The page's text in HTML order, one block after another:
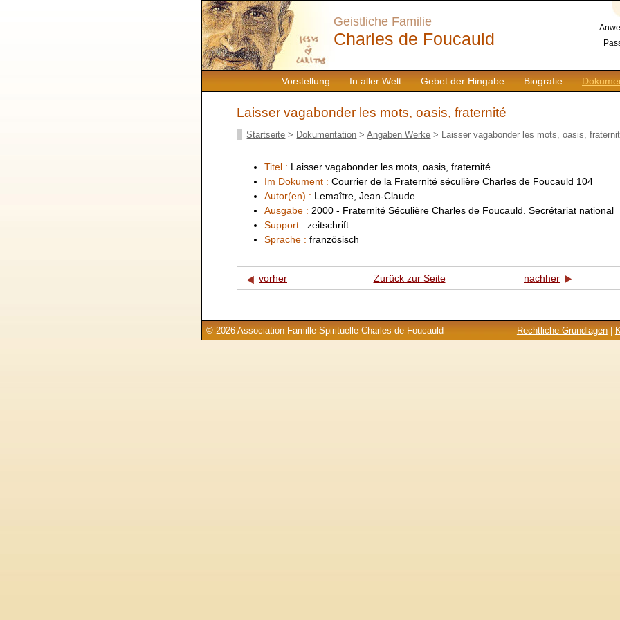
Vorstellung In aller Welt Gebet der Hingabe Biografie
Geistliche Familie
Charles de Foucauld
Laisser vagabonder les mots, oasis, fraternité
Startseite > Dokumentation >Angaben Werke > Laisser vagabonder les mots, oasis,
Titel : Laisser vagabonder les mots, oasis, fraternité
Im Dokument : Courrier de la Fraternité séculière Charles de Foucauld 104
Autor(en) : Lemaître, Jean-Claude
Ausgabe : 2000 - Fraternité Séculière Charles de Foucauld. Secrétariat national
Support : zeitschrift
Sprache : französisch
vorher Zurück zur Seite nachher
Rechtliche Grundlagen|
© 2026 Association Famille Spirituelle Charles de Foucauld